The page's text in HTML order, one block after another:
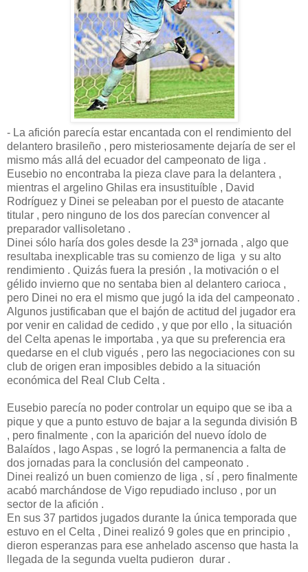
- La afición parecía estar encantada con el rendimiento del
delantero brasileño , pero misteriosamente dejaría de ser el
mismo más allá del ecuador del campeonato de liga .
Eusebio no encontraba la pieza clave para la delantera ,
mientras el argelino Ghilas era insustituíble , David
Rodríguez y Dinei se peleaban por el puesto de atacante
titular , pero ninguno de los dos parecían convencer al
preparador vallisoletano .
Dinei sólo haría dos goles desde la 23ª jornada , algo que
resultaba inexplicable tras su comienzo de liga y su alto
rendimiento . Quizás fuera la presión , la motivación o el
gélido invierno que no sentaba bien al delantero carioca ,
pero Dinei no era el mismo que jugó la ida del campeonato .
Algunos justificaban que el bajón de actitud del jugador era
por venir en calidad de cedido , y que por ello , la situación
del Celta apenas le importaba , ya que su preferencia era
quedarse en el club vigués , pero las negociaciones con su
club de origen eran imposibles debido a la situación
económica del Real Club Celta .
Eusebio parecía no poder controlar un equipo que se iba a
pique y que a punto estuvo de bajar a la segunda división B
, pero finalmente , con la aparición del nuevo ídolo de
Balaídos , Iago Aspas , se logró la permanencia a falta de
dos jornadas para la conclusión del campeonato .
Dinei realizó un buen comienzo de liga , sí , pero finalmente
acabó marchándose de Vigo repudiado incluso , por un
sector de la afición .
En sus 37 partidos jugados durante la única temporada que
estuvo en el Celta , Dinei realizó 9 goles que en principio ,
dieron esperanzas para ese anhelado ascenso que hasta la
llegada de la segunda vuelta pudieron durar .